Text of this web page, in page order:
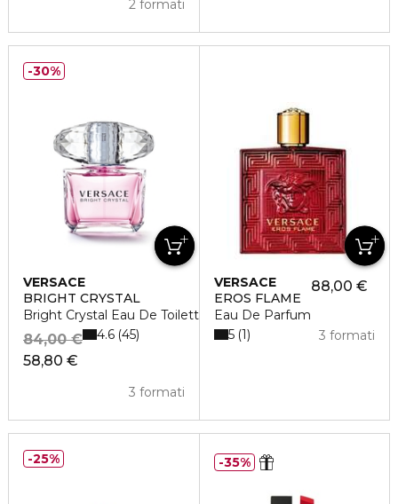
2 formati
VERSACE
BRIGHT CRYSTAL
Bright Crystal Eau De Toilette Vaporisateur
58,80 €
84,00 €
3 formati
4.6 45
30%
VERSACE
EROS FLAME
Eau De Parfum
88,00 €
3 formati
5 1
25% 35%